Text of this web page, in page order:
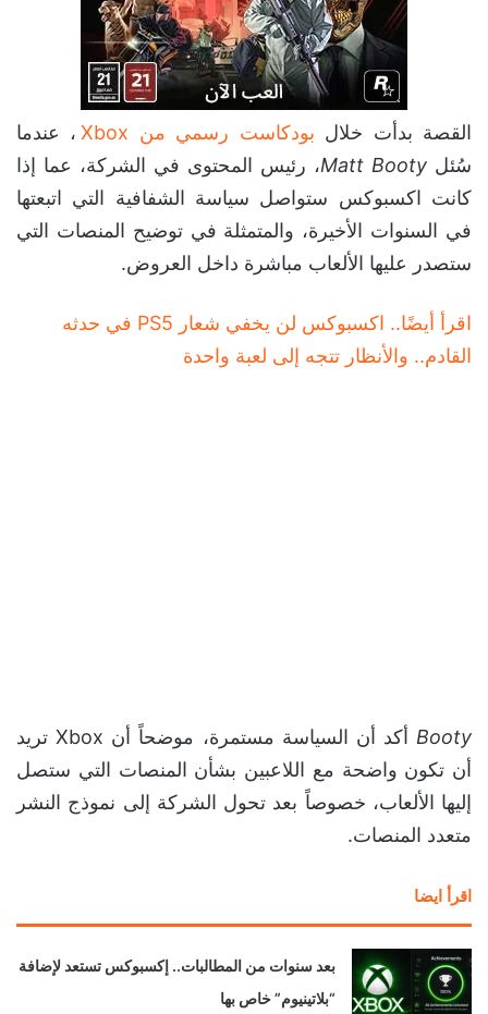
القصة بدأت خلال بودكاست رسمي من Xbox
، عندما
سُئل Matt Booty، رئيس المحتوى في الشركة، عما إذا
كانت اكسبوكس ستواصل سياسة الشفافية التي اتبعتها
في السنوات الأخيرة، والمتمثلة في توضيح المنصات التي
ستصدر عليها الألعاب مباشرة داخل العروض.
اقرأ أيضًا.. اكسبوكس لن يخفي شعار PS5 في حدثه
القادم.. والأنظار تتجه إلى لعبة واحدة
Booty
أكد أن السياسة مستمرة، موضحاً أن Xbox تريد
أن تكون واضحة مع اللاعبين بشأن المنصات التي ستصل
إليها الألعاب، خصوصاً بعد تحول الشركة إلى نموذج النشر
متعدد المنصات.
اقرأ ايضا
بعد سنوات من المطالبات.. إكسبوكس تستعد لإضافة
“بلاتينيوم” خاص بها